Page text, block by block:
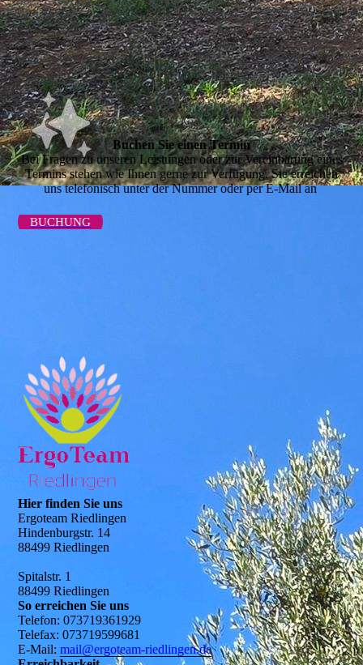
Buchen Sie einen Termin
Bei Fragen zu unseren Leistungen oder zur Vereinbarung eines
Termins stehen wie Ihnen gerne zur Verfügung. Sie erreichen
uns telefonisch unter der Nummer oder per E-Mail an
BUCHUNG
Hier finden Sie uns
Ergoteam Riedlingen
Hindenburgstr. 14
88499 Riedlingen
Spitalstr. 1
88499 Riedlingen
So erreichen Sie uns
Telefon: 073719361929
Telefax: 073719599681
E-Mail:mail@ergoteam-riedlingen.de